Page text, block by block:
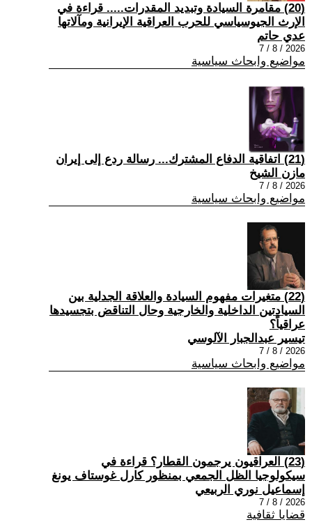
(20) مقامرة السيادة وتبديد المقدرات..... قراءة في
الإرث الجيوسياسي للحرب العراقية الإيرانية ومآلاتها
عدي حاتم
2026 / 8 / 7
مواضيع وابحاث سياسية
(21) اتفاقية الدفاع المشترك... رسالة ردع إلى إيران
مازن الشيخ
2026 / 8 / 7
مواضيع وابحاث سياسية
(22) متغيرات مفهوم السيادة والعلاقة الجدلية بين
السيادتين الداخلية والخارجية وحال التناقض بتجسيدها
عراقياً؟
تيسير عبدالجبار الآلوسي
2026 / 8 / 7
مواضيع وابحاث سياسية
(23) العراقيون يرجمون القطار؟ قراءة في
سيكولوجيا الظل الجمعي بمنظور كارل غوستاف يونغ
إسماعيل نوري الربيعي
2026 / 8 / 7
قضايا ثقافية